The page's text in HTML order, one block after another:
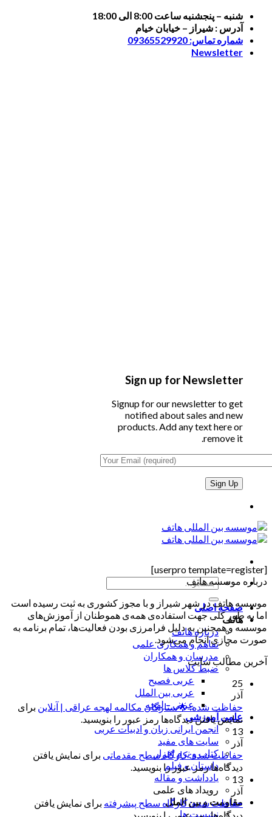
Skip
content
شنبه – پنجشنبه ساعت 8:00 الی 18:00
آدرس : شیراز – خیابان خیام
شماره تماس: 09365529920
Newsletter
Sign up for Newsletter
Signup for our newsletter to get
notified about sales and new
products. Add any text here or
remove it.
جستجو
صفحه اصلی
هاتف
درباره هاتف
تفاهم و همکاری علمی
مدرسان و همکاران
ضبط کلاس ها
عربی فصیح
عربی بین الملل
عربی – لهجه
علمی آموزشی
انجمن ایرانی زبان و ادبیات عربی
سایت های مفید
کتاب و نرم افزار
داستان و فیلم
یادداشت و مقاله
رویداد های علمی
مقاومت و بین الملل
نشست ها
[userpro template=register]
درباره موسسه هاتف
موسسه هاتف در شهر شیراز و با مجوز کشوری به ثبت رسیده است
اما به طور کلی جهت استفاده‌ی همه‌ی هموطنان از آموزش‌های
موسسه و همچنین به دلیل فرامرزی بودن فعالیت‌ها، تمام برنامه به
صورت مجازی انجام می‌شود.
آخرین مطالب سایت
25
آذر
حفاظت شده: 🌟ستارگان مکالمه لهجه عراقی | آنلاین برای
نمایش یافتن دیدگاه‌ها رمز عبور را بنویسید.
13
آذر
حفاظت شده: کارگاه سطح مقدماتی برای نمایش یافتن
دیدگاه‌ها رمز عبور را بنویسید.
13
آذر
حفاظت شده: کارگاه سطح پیشرفته برای نمایش یافتن